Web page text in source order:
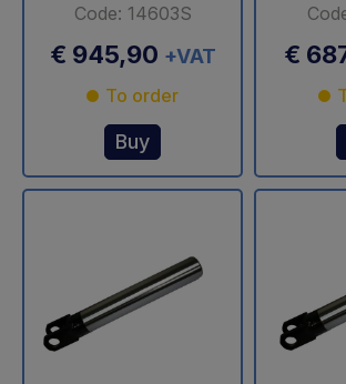
Code: 14603S
€ 945,90 +VAT
To order
Buy
€